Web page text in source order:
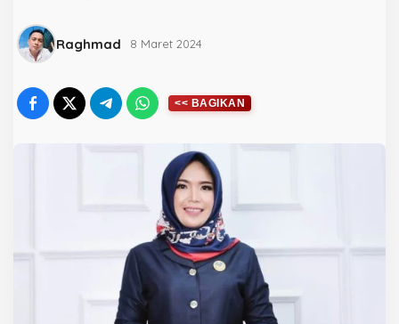
Raghmad 8 Maret 2024